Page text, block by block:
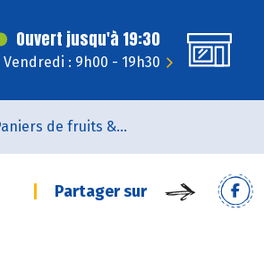
Ouvert jusqu'à 19:30
Vendredi : 9h00 - 19h30
Paniers de fruits & légumes
Partager sur